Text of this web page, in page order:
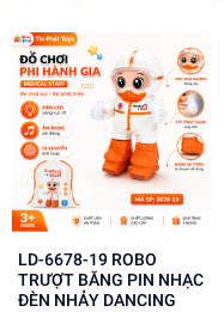
Lợi Ích Phát Triển
Phát triển tư duy,
Giúp trẻ học hỏi,
Rèn luyện kỹ
Mua ngay đồ chơi lắp
cung cấp giá sỉ cho
thêm thông tin!
LD-6678-19 ROBO
TRƯỢT BĂNG PIN NHẠC
ĐÈN NHẢY DANCING